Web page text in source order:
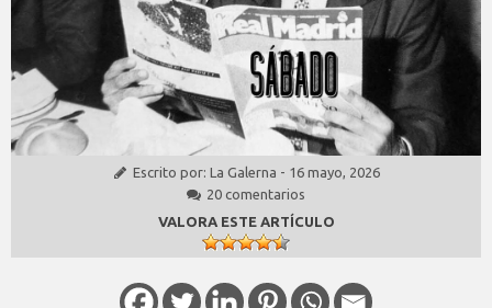
Escrito por: La Galerna - 16 mayo, 2026
20 comentarios
VALORA ESTE ARTÍCULO